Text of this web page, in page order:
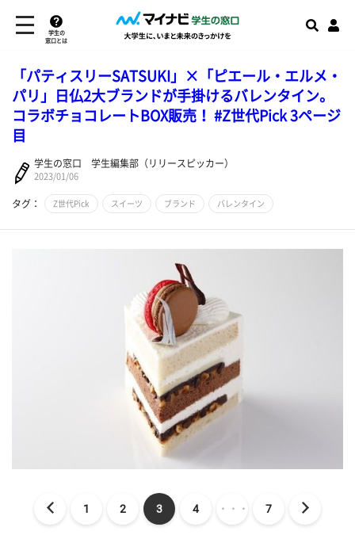
学生の
窓口とは
「パティスリーSATSUKI」×「ピエール・エルメ・
パリ」日仏2大ブランドが手掛けるバレンタイン。
コラボチョコレートBOX販売！ #Z世代Pick 3ページ
目
学生の窓口 学生編集部（リリースピッカー）
2023/01/06
タグ： Z世代Pick スイーツ ブランド バレンタイン
1 2 3 4 ・・・ 7